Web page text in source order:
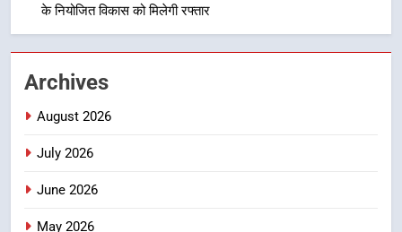
देना सरकार की सर्वोच्च प्राथमिकता, आने
वाले महीनों में हजारों पदों पर की जाएगी
भर्ती
उत्तराखण्ड
2
के नियोजित विकास को मिलेगी रफ्तार
Archives
August 2026
July 2026
June 2026
May 2026